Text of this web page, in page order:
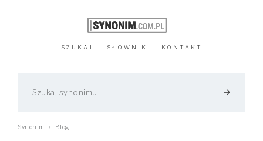
SZUKAJ SŁOWNIK KONTAKT
arrow_forward
Synonim \ Blog